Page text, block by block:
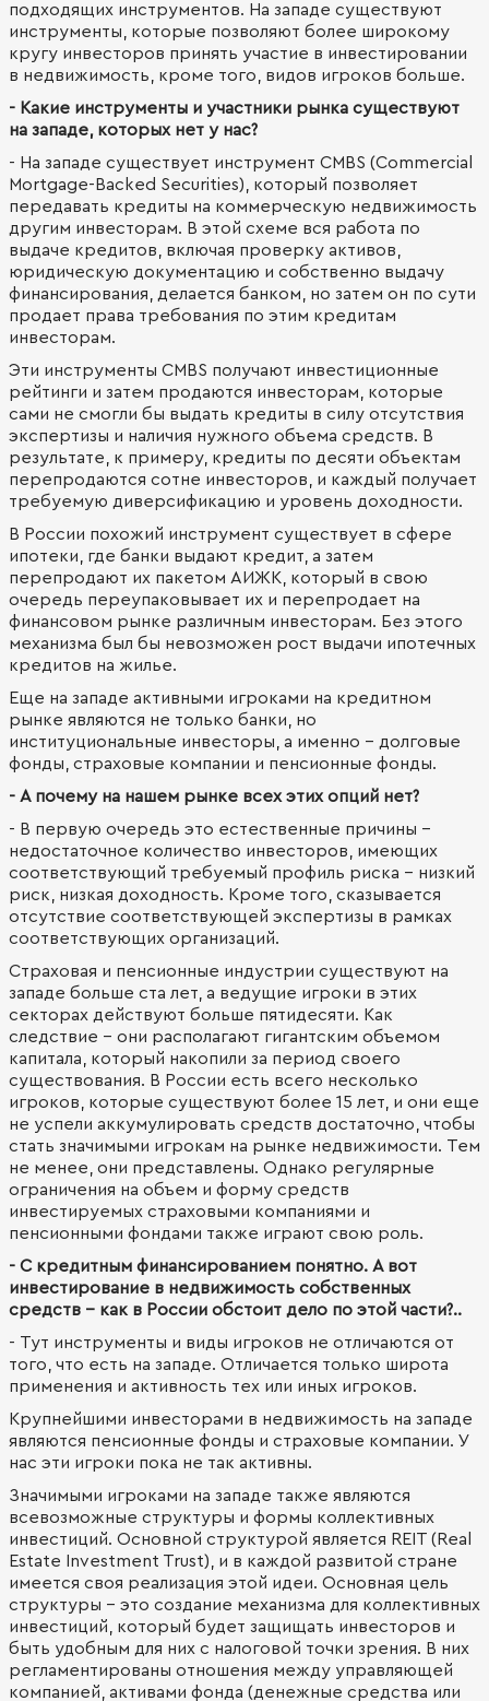
подходящих инструментов. На западе существуют
инструменты, которые позволяют более широкому
кругу инвесторов принять участие в инвестировании
в недвижимость, кроме того, видов игроков больше.
- Какие инструменты и участники рынка существуют
на западе, которых нет у нас?
- На западе существует инструмент CMBS (Commercial
Mortgage-Backed Securities), который позволяет
передавать кредиты на коммерческую недвижимость
другим инвесторам. В этой схеме вся работа по
выдаче кредитов, включая проверку активов,
юридическую документацию и собственно выдачу
финансирования, делается банком, но затем он по сути
продает права требования по этим кредитам
инвесторам.
Эти инструменты CMBS получают инвестиционные
рейтинги и затем продаются инвесторам, которые
сами не смогли бы выдать кредиты в силу отсутствия
экспертизы и наличия нужного объема средств. В
результате, к примеру, кредиты по десяти объектам
перепродаются сотне инвесторов, и каждый получает
требуемую диверсификацию и уровень доходности.
В России похожий инструмент существует в сфере
ипотеки, где банки выдают кредит, а затем
перепродают их пакетом АИЖК, который в свою
очередь переупаковывает их и перепродает на
финансовом рынке различным инвесторам. Без этого
механизма был бы невозможен рост выдачи ипотечных
кредитов на жилье.
Еще на западе активными игроками на кредитном
рынке являются не только банки, но
институциональные инвесторы, а именно - долговые
фонды, страховые компании и пенсионные фонды.
- А почему на нашем рынке всех этих опций нет?
- В первую очередь это естественные причины -
недостаточное количество инвесторов, имеющих
соответствующий требуемый профиль риска - низкий
риск, низкая доходность. Кроме того, сказывается
отсутствие соответствующей экспертизы в рамках
соответствующих организаций.
Страховая и пенсионные индустрии существуют на
западе больше ста лет, а ведущие игроки в этих
секторах действуют больше пятидесяти. Как
следствие - они располагают гигантским объемом
капитала, который накопили за период своего
существования. В России есть всего несколько
игроков, которые существуют более 15 лет, и они еще
не успели аккумулировать средств достаточно, чтобы
стать значимыми игрокам на рынке недвижимости. Тем
не менее, они представлены. Однако регулярные
ограничения на объем и форму средств
инвестируемых страховыми компаниями и
пенсионными фондами также играют свою роль.
- С кредитным финансированием понятно. А вот
инвестирование в недвижимость собственных
средств - как в России обстоит дело по этой части?..
- Тут инструменты и виды игроков не отличаются от
того, что есть на западе. Отличается только широта
применения и активность тех или иных игроков.
Крупнейшими инвесторами в недвижимость на западе
являются пенсионные фонды и страховые компании. У
нас эти игроки пока не так активны.
Значимыми игроками на западе также являются
всевозможные структуры и формы коллективных
инвестиций. Основной структурой является REIT (Real
Estate Investment Trust), и в каждой развитой стране
имеется своя реализация этой идеи. Основная цель
структуры - это создание механизма для коллективных
инвестиций, который будет защищать инвесторов и
быть удобным для них с налоговой точки зрения. В них
регламентированы отношения между управляющей
компанией, активами фонда (денежные средства или